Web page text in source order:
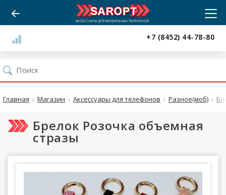
+7 (8452) 44-78-80
Главная Магазин Аксессуары для телефонов Разное(моб)
Брелок Розочка объемная
стразы